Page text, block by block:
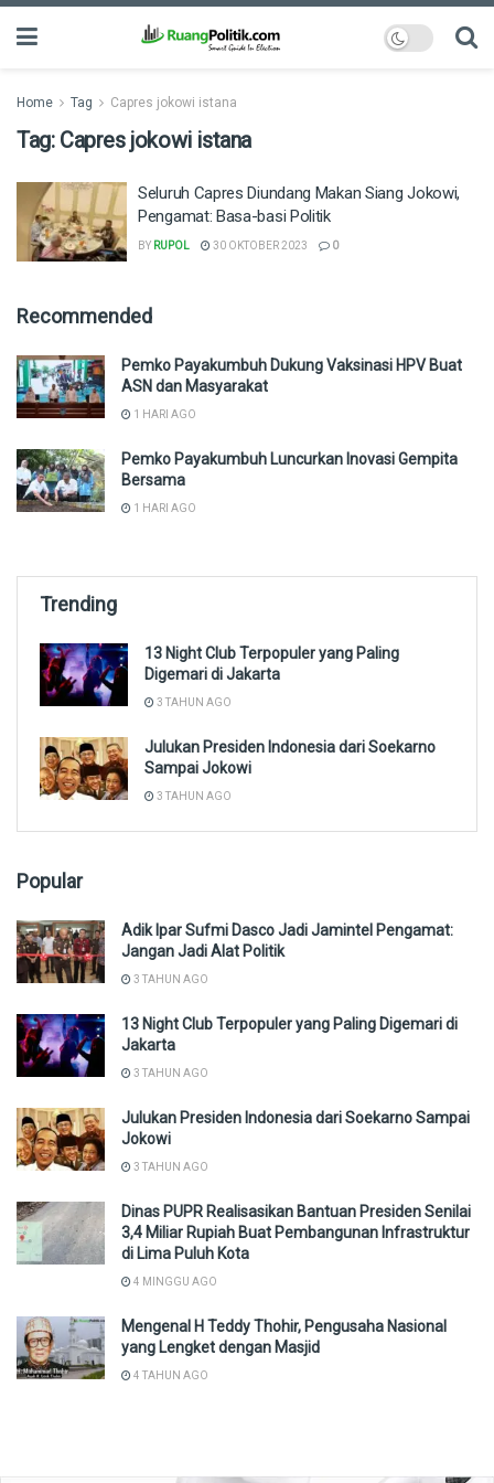
Home Tag Capres jokowi istana
Tag: Capres jokowi istana
Seluruh Capres Diundang Makan Siang Jokowi,
Pengamat: Basa-basi Politik
BY RUPOL 30 OKTOBER 2023 0
Recommended
Pemko Payakumbuh Dukung Vaksinasi HPV Buat
ASN dan Masyarakat
1 HARI AGO
Pemko Payakumbuh Luncurkan Inovasi Gempita
Bersama
1 HARI AGO
Trending
13 Night Club Terpopuler yang Paling
Digemari di Jakarta
3 TAHUN AGO
Julukan Presiden Indonesia dari Soekarno
Sampai Jokowi
3 TAHUN AGO
Popular
Adik Ipar Sufmi Dasco Jadi Jamintel Pengamat:
Jangan Jadi Alat Politik
3 TAHUN AGO
13 Night Club Terpopuler yang Paling Digemari di
Jakarta
3 TAHUN AGO
Julukan Presiden Indonesia dari Soekarno Sampai
Jokowi
3 TAHUN AGO
Dinas PUPR Realisasikan Bantuan Presiden Senilai
3,4 Miliar Rupiah Buat Pembangunan Infrastruktur
di Lima Puluh Kota
4 MINGGU AGO
Mengenal H Teddy Thohir, Pengusaha Nasional
yang Lengket dengan Masjid
4 TAHUN AGO